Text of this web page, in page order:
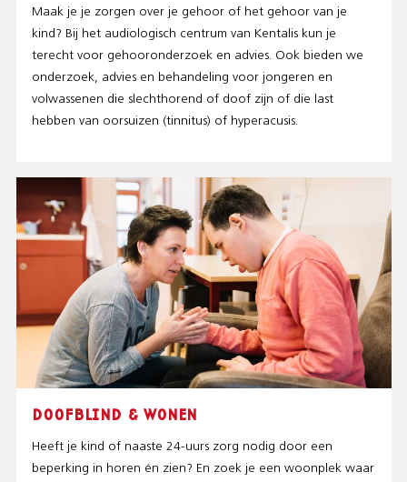
Maak je je zorgen over je gehoor of het gehoor van je
kind? Bij het audiologisch centrum van Kentalis kun je
terecht voor gehooronderzoek en advies. Ook bieden we
onderzoek, advies en behandeling voor jongeren en
volwassenen die slechthorend of doof zijn of die last
hebben van oorsuizen (tinnitus) of hyperacusis.
DOOFBLIND & WONEN
Heeft je kind of naaste 24-uurs zorg nodig door een
beperking in horen én zien? En zoek je een woonplek waar